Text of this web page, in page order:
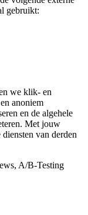
gebruikt:
we klik- en
anoniem
en de algehele
Met jouw
van derden
A/B-Testing